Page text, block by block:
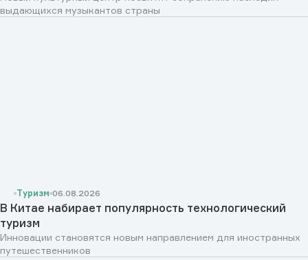
выдающихся музыкантов страны
Туризм 06.08.2026
В Китае набирает популярность технологический
туризм
Инновации становятся новым направлением для иностранных
путешественников